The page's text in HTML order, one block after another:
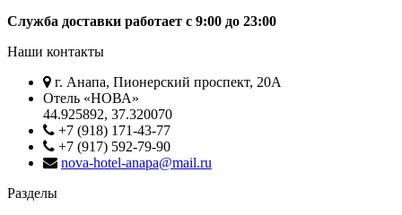
Служба доставки работает с 9:00 до 23:00
Наши контакты
г. Анапа, Пионерский проспект, 20А
Отель «НОВА»
44.925892, 37.320070
+7 (918) 171-43-77
+7 (917) 592-79-90
nova-hotel-anapa@mail.ru
Разделы